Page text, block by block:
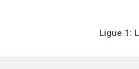
Ligue 1: